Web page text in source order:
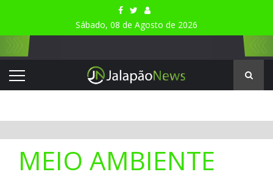
Sábado, 08 de Agosto de 2026
MEIO AMBIENTE